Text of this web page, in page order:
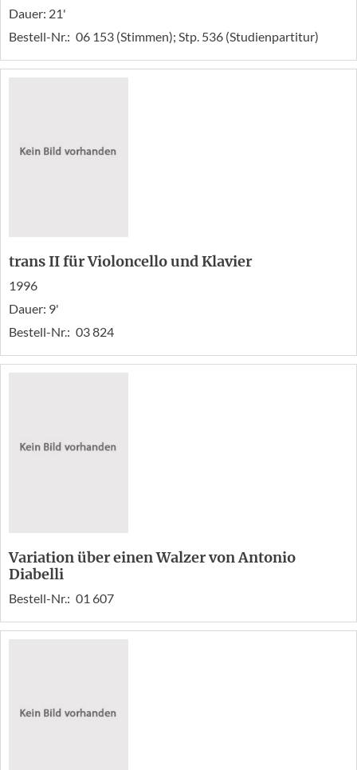
Dauer: 21'
Bestell-Nr.: 06 153 (Stimmen); Stp. 536 (Studienpartitur)
trans II für Violoncello und Klavier
1996
Dauer: 9'
Bestell-Nr.: 03 824
Variation über einen Walzer von Antonio
Diabelli
Bestell-Nr.: 01 607